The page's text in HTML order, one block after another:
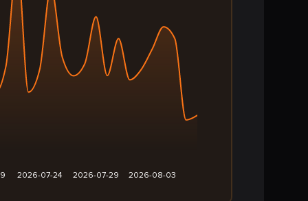
2026-07-24 2026-07-29 2026-08-03